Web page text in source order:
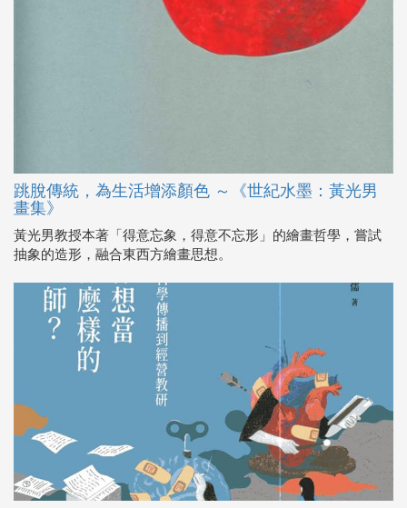
跳脫傳統，為生活增添顏色 ～《世紀水墨：黃光男
畫集》
黃光男教授本著「得意忘象，得意不忘形」的繪畫哲學，嘗試
抽象的造形，融合東西方繪畫思想。